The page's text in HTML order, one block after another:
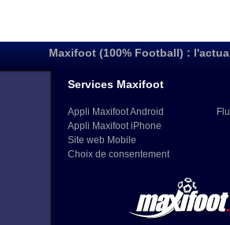
Maxifoot (100% Football) :
Services Maxifoot
Appli Maxifoot Android
Appli Maxifoot iPhone
Site web Mobile
Choix de consentement